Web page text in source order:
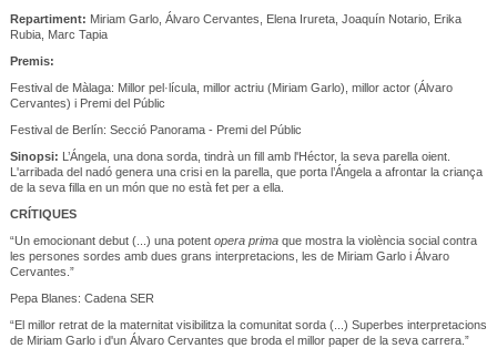
Repartiment: Miriam Garlo, Álvaro Cervantes, Elena Irureta, Joaquín Notario, Erika
Rubia, Marc Tapia
Premis:
Festival de Màlaga: Millor pel·lícula, millor actriu (Miriam Garlo), millor actor (Álvaro
Cervantes) i Premi del Públic
Festival de Berlín: Secció Panorama - Premi del Públic
Sinopsi: L’Ángela, una dona sorda, tindrà un fill amb l'Héctor, la seva parella oient.
L'arribada del nadó genera una crisi en la parella, que porta l’Ángela a afrontar la criança
de la seva filla en un món que no està fet per a ella.
CRÍTIQUES
“Un emocionant debut (...) una potent opera primaque mostra la violència social contra
les persones sordes amb dues grans interpretacions, les de Miriam Garlo i Álvaro
Cervantes.”
Pepa Blanes: Cadena SER
“El millor retrat de la maternitat visibilitza la comunitat sorda (...) Superbes interpretacions
de Miriam Garlo i d'un Álvaro Cervantes que broda el millor paper de la seva carrera.”